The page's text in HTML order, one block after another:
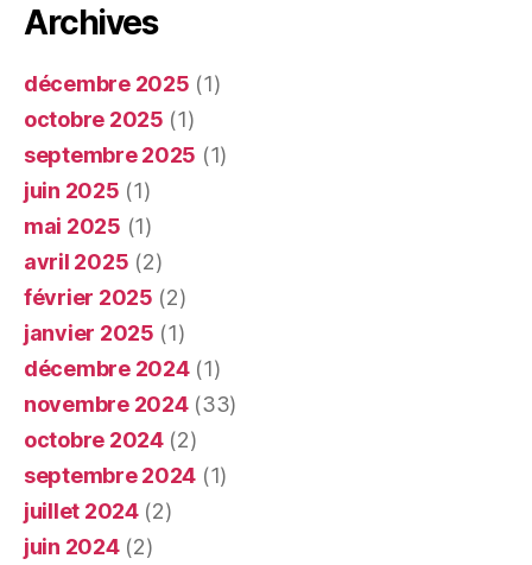
Archives
décembre 2025 (1)
octobre 2025 (1)
septembre 2025 (1)
juin 2025 (1)
mai 2025 (1)
avril 2025 (2)
février 2025 (2)
janvier 2025 (1)
décembre 2024(1)
novembre 2024(33)
octobre 2024(2)
septembre 2024 (1)
juillet 2024(2)
juin 2024(2)